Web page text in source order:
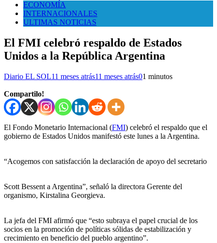
ECONOMÍA
INTERNACIONALES
ULTIMAS NOTICIAS
El FMI celebró respaldo de Estados
Unidos a la República Argentina
Diario EL SOL11 meses atrás11 meses atrás01 minutos
Compartilo!
El Fondo Monetario Internacional (FMI) celebró el respaldo que el
gobierno de Estados Unidos manifestó este lunes a la Argentina.
“Acogemos con satisfacción la declaración de apoyo del secretario
Scott Bessent a Argentina”, señaló la directora Gerente del
organismo, Kirstalina Georgieva.
La jefa del FMI afirmó que “esto subraya el papel crucial de los
socios en la promoción de políticas sólidas de estabilización y
crecimiento en beneficio del pueblo argentino”.